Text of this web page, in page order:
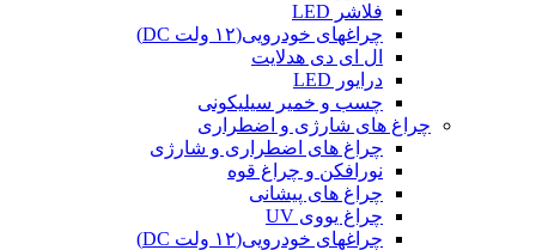
فلاشر LED
چراغهای خودرویی(۱۲ ولت DC)
ال ای دی هدلایت
درایور LED
چسب و خمیر سیلیکونی
چراغ های شارژی و اضطراری
چراغ های اضطراری و شارژی
نورافکن و چراغ قوه
چراغ های پیشانی
چراغ یووی UV
چراغهای خودرویی(۱۲ ولت DC)